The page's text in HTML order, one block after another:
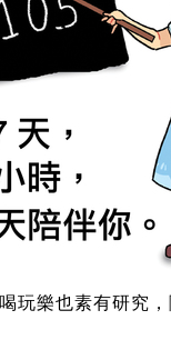
玩樂也素有研究